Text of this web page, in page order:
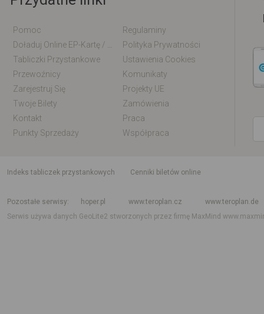
Pomoc
Regulaminy
Polityka Prywatności
Tabliczki Przystankowe
Ustawienia Cookies
Przewoźnicy
Komunikaty
Zarejestruj Się
Projekty UE
Twoje Bilety
Zamówienia
Kontakt
Praca
Punkty Sprzedaży
Współpraca
indeks tabliczek przystankowych
Cenniki biletów online
Pozostałe serwisy
hoper.pl www.teroplan.cz
www.teroplan.de
Serwis używa danych GeoLite2 stworzonych przez firmę MaxMind